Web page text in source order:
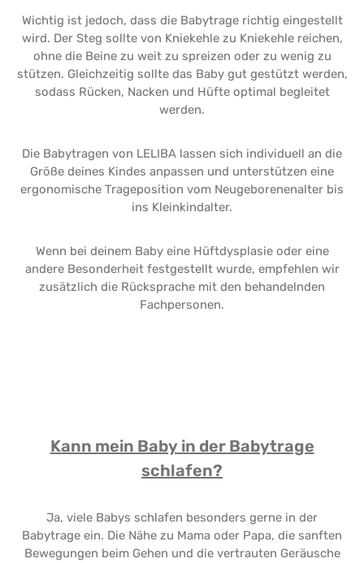
Wichtig ist jedoch, dass die Babytrage richtig eingestellt
wird. Der Steg sollte von Kniekehle zu Kniekehle reichen,
ohne die Beine zu weit zu spreizen oder zu wenig zu
stützen. Gleichzeitig sollte das Baby gut gestützt werden,
sodass Rücken, Nacken und Hüfte optimal begleitet
werden.
Die Babytragen von LELIBA lassen sich individuell an die
Größe deines Kindes anpassen und unterstützen eine
ergonomische Trageposition vom Neugeborenenalter bis
ins Kleinkindalter.
Wenn bei deinem Baby eine Hüftdysplasie oder eine
andere Besonderheit festgestellt wurde, empfehlen wir
zusätzlich die Rücksprache mit den behandelnden
Fachpersonen.
Kann mein Baby in der Babytrage
schlafen?
Ja, viele Babys schlafen besonders gerne in der
Babytrage ein. Die Nähe zu Mama oder Papa, die sanften
Bewegungen beim Gehen und die vertrauten Geräusche